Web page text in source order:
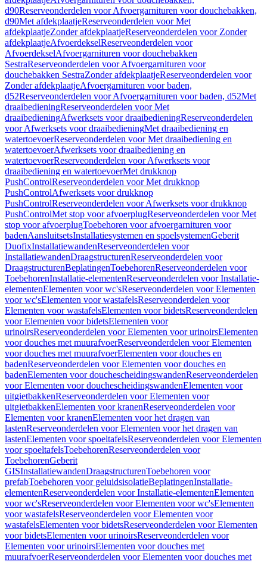
d90Reserveonderdelen voor Afvoergarnituren voor douchebakken,
d90Met afdekplaatjeReserveonderdelen voor Met
afdekplaatjeZonder afdekplaatjeReserveonderdelen voor Zonder
afdekplaatjeAfvoerdekselReserveonderdelen voor
AfvoerdekselAfvoergarnituren voor douchebakken
SestraReserveonderdelen voor Afvoergarnituren voor
douchebakken SestraZonder afdekplaatjeReserveonderdelen voor
Zonder afdekplaatjeAfvoergarnituren voor baden,
d52Reserveonderdelen voor Afvoergarnituren voor baden, d52Met
draaibedieningReserveonderdelen voor Met
draaibedieningAfwerksets voor draaibedieningReserveonderdelen
voor Afwerksets voor draaibedieningMet draaibediening en
watertoevoerReserveonderdelen voor Met draaibediening en
watertoevoerAfwerksets voor draaibediening en
watertoevoerReserveonderdelen voor Afwerksets voor
draaibediening en watertoevoerMet drukknop
PushControlReserveonderdelen voor Met drukknop
PushControlAfwerksets voor drukknop
PushControlReserveonderdelen voor Afwerksets voor drukknop
PushControlMet stop voor afvoerplugReserveonderdelen voor Met
stop voor afvoerplugToebehoren voor afvoergarnituren voor
badenAansluitsetsInstallatiesystemen en spoelsystemenGeberit
DuofixInstallatiewandenReserveonderdelen voor
InstallatiewandenDraagstructurenReserveonderdelen voor
DraagstructurenBeplatingenToebehorenReserveonderdelen voor
ToebehorenInstallatie-elementenReserveonderdelen voor Installatie-
elementenElementen voor wc'sReserveonderdelen voor Elementen
voor wc'sElementen voor wastafelsReserveonderdelen voor
Elementen voor wastafelsElementen voor bidetsReserveonderdelen
voor Elementen voor bidetsElementen voor
urinoirsReserveonderdelen voor Elementen voor urinoirsElementen
voor douches met muurafvoerReserveonderdelen voor Elementen
voor douches met muurafvoerElementen voor douches en
badenReserveonderdelen voor Elementen voor douches en
badenElementen voor douchescheidingswandenReserveonderdelen
voor Elementen voor douchescheidingswandenElementen voor
uitgietbakkenReserveonderdelen voor Elementen voor
uitgietbakkenElementen voor kranenReserveonderdelen voor
Elementen voor kranenElementen voor het dragen van
lastenReserveonderdelen voor Elementen voor het dragen van
lastenElementen voor spoeltafelsReserveonderdelen voor Elementen
voor spoeltafelsToebehorenReserveonderdelen voor
ToebehorenGeberit
GISInstallatiewandenDraagstructurenToebehoren voor
prefabToebehoren voor geluidsisolatieBeplatingenInstallatie-
elementenReserveonderdelen voor Installatie-elementenElementen
voor wc'sReserveonderdelen voor Elementen voor wc'sElementen
voor wastafelsReserveonderdelen voor Elementen voor
wastafelsElementen voor bidetsReserveonderdelen voor Elementen
voor bidetsElementen voor urinoirsReserveonderdelen voor
Elementen voor urinoirsElementen voor douches met
muurafvoerReserveonderdelen voor Elementen voor douches met